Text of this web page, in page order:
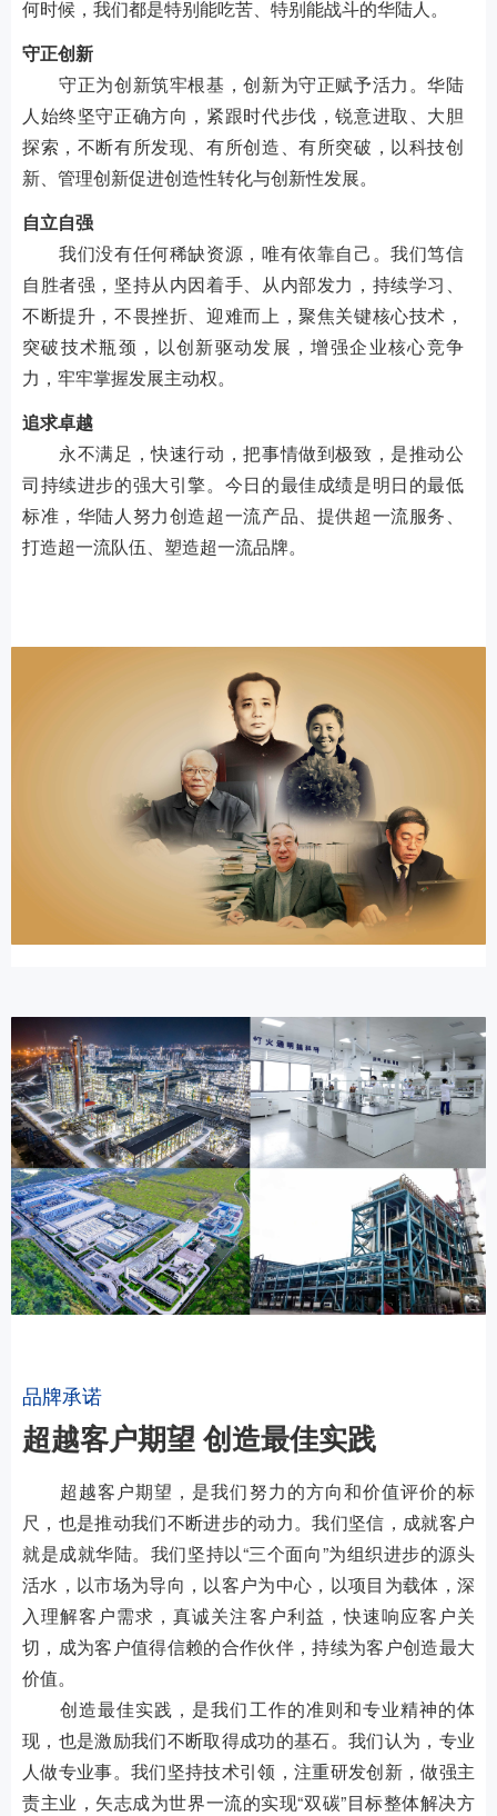
何时候，我们都是特别能吃苦、特别能战斗的华陆人。
守正创新
守正为创新筑牢根基，创新为守正赋予活力。华陆
人始终坚守正确方向，紧跟时代步伐，锐意进取、大胆
探索，不断有所发现、有所创造、有所突破，以科技创
新、管理创新促进创造性转化与创新性发展。
自立自强
我们没有任何稀缺资源，唯有依靠自己。我们笃信
自胜者强，坚持从内因着手、从内部发力，持续学习、
不断提升，不畏挫折、迎难而上，聚焦关键核心技术，
突破技术瓶颈，以创新驱动发展，增强企业核心竞争
力，牢牢掌握发展主动权。
追求卓越
永不满足，快速行动，把事情做到极致，是推动公
司持续进步的强大引擎。今日的最佳成绩是明日的最低
标准，华陆人努力创造超一流产品、提供超一流服务、
打造超一流队伍、塑造超一流品牌。
品牌承诺
超越客户期望 创造最佳实践
超越客户期望，是我们努力的方向和价值评价的标
尺，也是推动我们不断进步的动力。我们坚信，成就客户
就是成就华陆。我们坚持以“三个面向”为组织进步的源头
活水，以市场为导向，以客户为中心，以项目为载体，深
入理解客户需求，真诚关注客户利益，快速响应客户关
切，成为客户值得信赖的合作伙伴，持续为客户创造最大
价值。
创造最佳实践，是我们工作的准则和专业精神的体
现，也是激励我们不断取得成功的基石。我们认为，专业
人做专业事。我们坚持技术引领，注重研发创新，做强主
责主业，矢志成为世界一流的实现“双碳”目标整体解决方